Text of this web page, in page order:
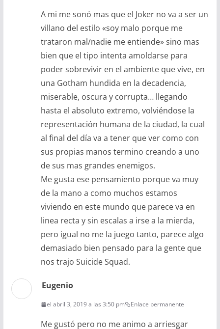
A mi me sonó mas que el Joker no va a ser un
villano del estilo «soy malo porque me
trataron mal/nadie me entiende» sino mas
bien que el tipo intenta amoldarse para
poder sobrevivir en el ambiente que vive, en
una Gotham hundida en la decadencia,
miserable, oscura y corrupta… llegando
hasta el absoluto extremo, volviéndose la
representación humana de la ciudad, la cual
al final del día va a tener que ver como con
sus propias manos termino creando a uno
de sus mas grandes enemigos.
Me gusta ese pensamiento porque va muy
de la mano a como muchos estamos
viviendo en este mundo que parece va en
linea recta y sin escalas a irse a la mierda,
pero igual no me la juego tanto, parece algo
demasiado bien pensado para la gente que
nos trajo Suicide Squad.
Eugenio
el abril 3, 2019 a las 3:50 pm Enlace permanente
Me gustó pero no me animo a arriesgar